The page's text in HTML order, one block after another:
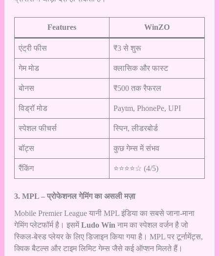
Features WinZO
एंट्री फीस ₹3 से शुरू
गेम मोड क्लासिक और फास्ट
बोनस ₹500 तक रैफरल
विड्रॉ मोड Paytm, PhonePe, UPI
स्पेशल फीचर्स स्पिन, लीडरबोर्ड
बॉट्स कुछ गेम्स में संभव
रैंकिंग ⭐⭐⭐⭐☆ (4/5)
3. MPL – प्रोफेशनल गेमिंग का असली मज़ा
Mobile Premier League यानी MPL इंडिया का सबसे जाना-माना
गेमिंग प्लेटफॉर्म है। इसमेंLudo Winनाम का स्पेशल वर्जन है जो
स्किल-बेस्ड प्लेयर के लिए डिजाइन किया गया है। MPL पर टूर्नामेंट्स,
क्विक बैटल्स और टाइम लिमिट गेम्स जैसे कई ऑप्शन मिलते हैं।